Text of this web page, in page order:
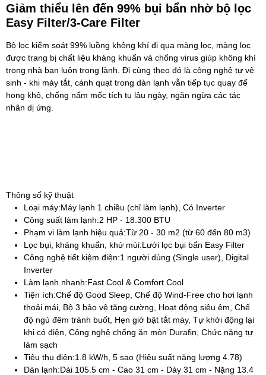
Giảm thiểu lên đến 99% bụi bẩn nhờ bộ lọc
Easy Filter/3-Care Filter
Bộ lọc kiểm soát 99% luồng không khí đi qua màng lọc, màng lọc
được trang bị chất liệu kháng khuẩn và chống virus giúp không khí
trong nhà bạn luôn trong lành. Đi cùng theo đó là công nghệ tự vệ
sinh - khi máy tắt, cánh quạt trong dàn lạnh vẫn tiếp tục quay để
hong khô, chống nấm mốc tích tụ lâu ngày, ngăn ngừa các tác
nhân dị ứng.
Thông số kỹ thuật
Loại máy:Máy lạnh 1 chiều (chỉ làm lạnh), Có Inverter
Công suất làm lạnh:2 HP - 18.300 BTU
Phạm vi làm lạnh hiệu quả:Từ 20 - 30 m2 (từ 60 đến 80 m3)
Lọc bụi, kháng khuẩn, khử mùi:Lưới lọc bụi bẩn Easy Filter
Công nghệ tiết kiệm điện:1 người dùng (Single user), Digital
Inverter
Làm lạnh nhanh:Fast Cool & Comfort Cool
Tiện ích:Chế độ Good Sleep, Chế độ Wind-Free cho hơi lạnh
thoải mái, Bộ 3 bảo vệ tăng cường, Hoạt động siêu êm, Chế
độ ngủ đêm tránh buốt, Hẹn giờ bật tắt máy, Tự khởi động lại
khi có điện, Công nghệ chống ăn mòn Durafin, Chức năng tự
làm sạch
Tiêu thụ điện:1.8 kW/h, 5 sao (Hiệu suất năng lượng 4.78)
Dàn lạnh:Dài 105.5 cm - Cao 31 cm - Dày 31 cm - Nặng 13.4